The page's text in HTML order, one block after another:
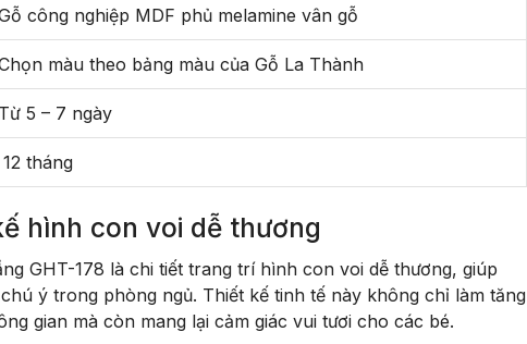
công nghiệp MDF phủ melamine vân gỗ
màu theo bảng màu của Gỗ La Thành
Từ 5 – 7 ngày
12 tháng
hình con voi dễ thương
GHT-178 là chi tiết trang trí hình con voi dễ thương, giúp
ý trong phòng ngủ. Thiết kế tinh tế này không chỉ làm tăng
gian mà còn mang lại cảm giác vui tươi cho các bé.